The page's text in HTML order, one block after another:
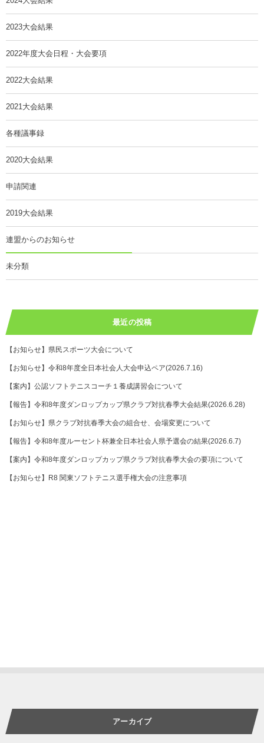
2023大会結果
2022年度大会日程・大会要項
2022大会結果
2021大会結果
各種議事録
2020大会結果
申請関連
2019大会結果
連盟からのお知らせ
未分類
最近の投稿
【お知らせ】県民スポーツ大会について
【お知らせ】令和8年度全日本社会人大会申込ペア(2026.7.16)
【案内】公認ソフトテニスコーチ１養成講習会について
【報告】令和8年度ダンロップカップ県クラブ対抗春季大会結果(2026.6.28)
【お知らせ】県クラブ対抗春季大会の組合せ、会場変更について
【報告】令和8年度ルーセント杯兼全日本社会人県予選会の結果(2026.6.7)
【案内】令和8年度ダンロップカップ県クラブ対抗春季大会の要項について
【お知らせ】R8 関東ソフトテニス選手権大会の注意事項
アーカイブ